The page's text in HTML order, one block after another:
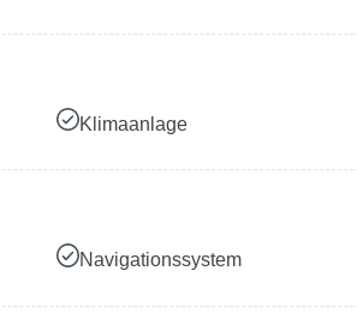
Klimaanlage
Navigationssystem